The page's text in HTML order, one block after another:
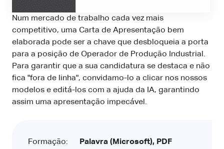
Num mercado de trabalho cada vez mais
competitivo, uma Carta de Apresentação bem
elaborada pode ser a chave que desbloqueia a porta
para a posição de Operador de Produção Industrial.
Para garantir que a sua candidatura se destaca e não
fica "fora de linha", convidamo-lo a clicar nos nossos
modelos e editá-los com a ajuda da IA, garantindo
assim uma apresentação impecável.
Formação:
Palavra (Microsoft), PDF